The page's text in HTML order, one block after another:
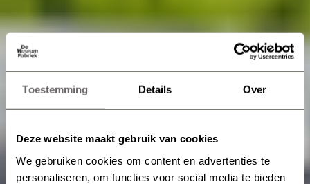
Toestemming Details Over
Deze website maakt gebruik van cookies
We gebruiken cookies om content en advertenties te
personaliseren, om functies voor social media te bieden